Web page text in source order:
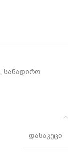
, სანადირო
დასაკეცი